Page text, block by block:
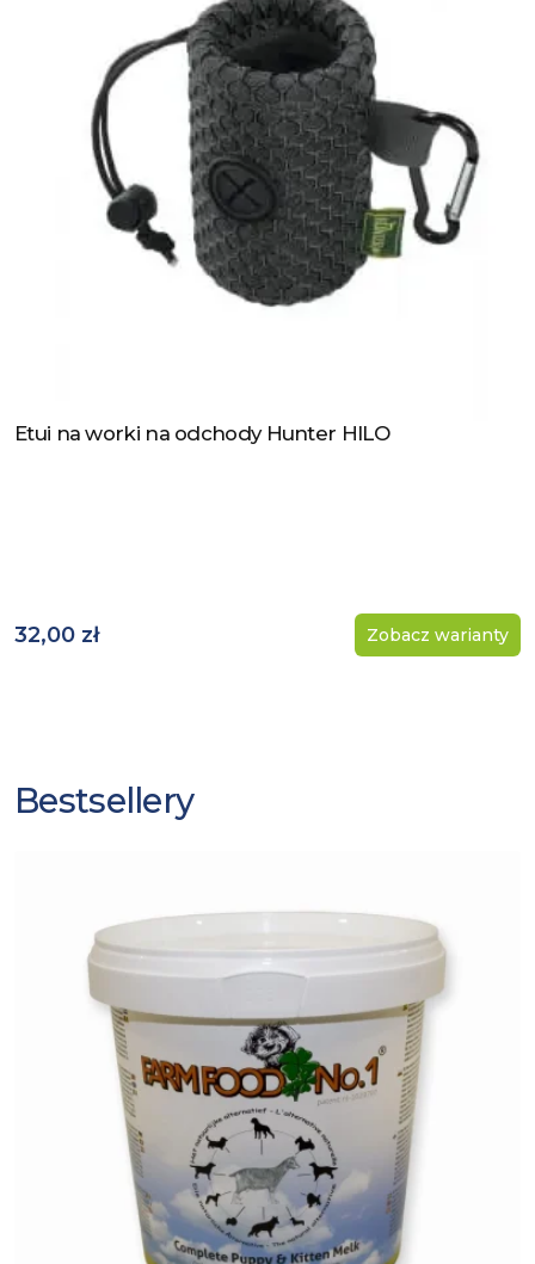
Zobacz produkt
Etui na worki na odchody Hunter HILO
32,00 zł Zobacz warianty
Bestsellery